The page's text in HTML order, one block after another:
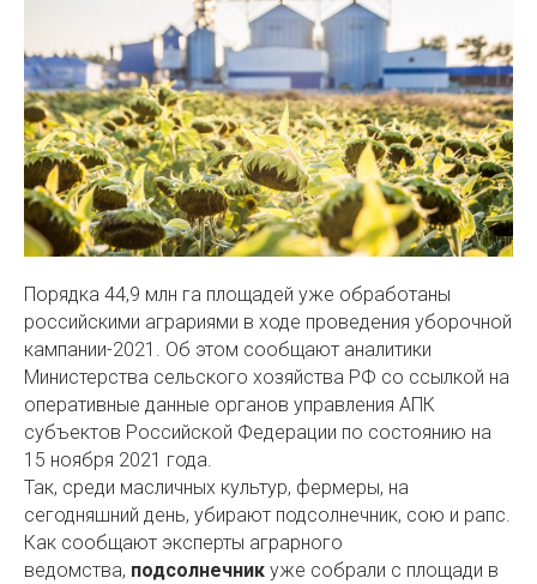
Порядка 44,9 млн га площадей уже обработаны
российскими аграриями в ходе проведения уборочной
кампании-2021. Об этом сообщают аналитики
Министерства сельского хозяйства РФ со ссылкой на
оперативные данные органов управления АПК
субъектов Российской Федерации по состоянию на
15 ноября 2021 года.
Так, среди масличных культур, фермеры, на
сегодняшний день, убирают подсолнечник, сою и рапс.
Как сообщают эксперты аграрного
ведомства, подсолнечник уже собрали с площади в